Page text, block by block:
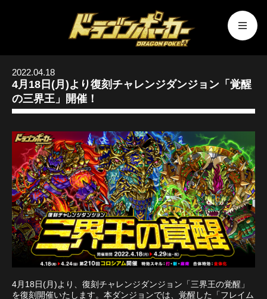
2022.04.18
4月18日(月)より復刻チャレンジダンジョン「覚醒
の三界王」開催！
4月18日(月)より、復刻チャレンジダンジョン「三界王の覚醒」
を復刻開催いたします。本ダンジョンでは、覚醒した「フレイム